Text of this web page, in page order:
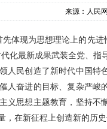
来源：人民
体现为思想理论上的先
化最新成果武装全党、
人民创造了新时代中国
人奋进的目标、复杂严
义思想主题教育，坚持
，在新征程上创造新的历